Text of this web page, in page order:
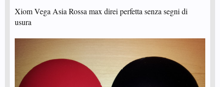
Xiom Vega Asia Rossa max direi perfetta senza segni di
usura